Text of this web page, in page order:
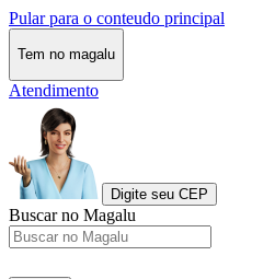
Pular para o conteudo principal
Tem no magalu
Atendimento
Digite seu CEP
Buscar no Magalu